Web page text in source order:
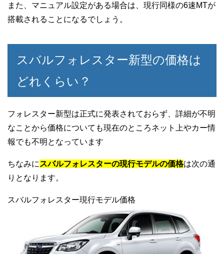
また、マニュアル設定がある場合は、現行同様の6速MTが
搭載されることになるでしょう。
スバルフォレスター新型の価格は
どれくらい？
フォレスター新型は正式に発表されておらず、詳細が不明
なことから価格についても現在のところネット上やカー情
報でも不明となっています
ちなみに スバルフォレスターの現行モデルの価格は次の通
りとなります。
スバルフォレスター現行モデル価格